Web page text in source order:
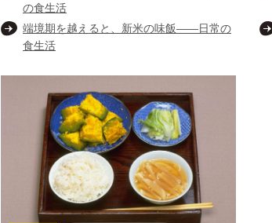
の食生活
端境期を越えると、新米の味飯――日常の
食生活